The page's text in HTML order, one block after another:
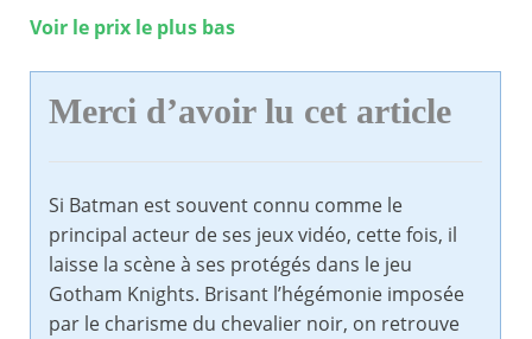
Voir le prix le plus bas
Merci d’avoir lu cet article
Si Batman est souvent connu comme le
principal acteur de ses jeux vidéo, cette fois, il
laisse la scène à ses protégés dans le jeu
Gotham Knights. Brisant l’hégémonie imposée
par le charisme du chevalier noir, on retrouve